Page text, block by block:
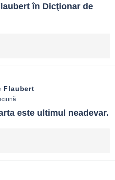
în Dicţionar de
Flaubert
este ultimul neadevar.